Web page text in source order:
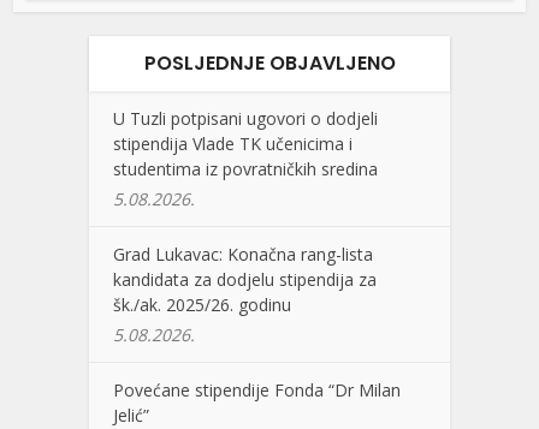
POSLJEDNJE OBJAVLJENO
U Tuzli potpisani ugovori o dodjeli
stipendija Vlade TK učenicima i
studentima iz povratničkih sredina
5.08.2026.
Grad Lukavac: Konačna rang-lista
kandidata za dodjelu stipendija za
šk./ak. 2025/26. godinu
5.08.2026.
Povećane stipendije Fonda “Dr Milan
Jelić”